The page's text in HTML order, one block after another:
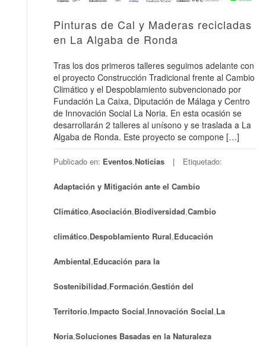
Pinturas de Cal y Maderas recicladas
en La Algaba de Ronda
Tras los dos primeros talleres seguimos adelante con
el proyecto Construcción Tradicional frente al Cambio
Climático y el Despoblamiento subvencionado por
Fundación La Caixa, Diputación de Málaga y Centro
de Innovación Social La Noria. En esta ocasión se
desarrollarán 2 talleres al unísono y se traslada a La
Algaba de Ronda. Este proyecto se compone […]
Publicado en: Eventos,Noticias Etiquetado:
Adaptación y Mitigación ante el Cambio
Climático,Asociación,Biodiversidad,Cambio
climático,Despoblamiento Rural,Educación
Ambiental,Educación para la
Sostenibilidad,Formación,Gestión del
Territorio,Impacto Social,Innovación Social,La
Noria,Soluciones Basadas en la Naturaleza